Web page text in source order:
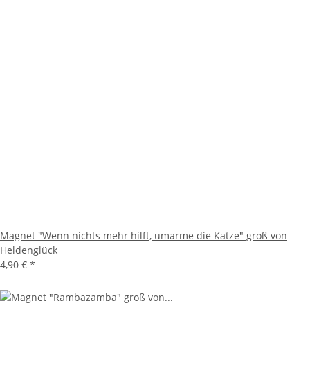
Magnet "Wenn nichts mehr hilft, umarme die Katze" groß von
Heldenglück
4,90 € *